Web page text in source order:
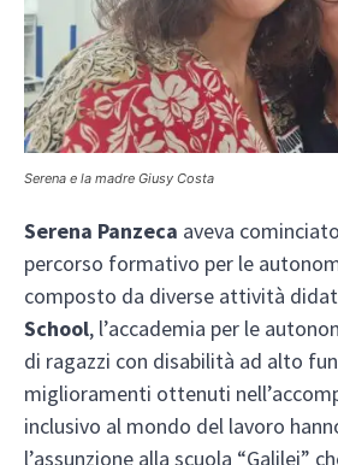
Serena e la madre Giusy Costa
Serena Panzeca aveva
percorso formativo per le
composto da diverse attività
School, l’accademia per le
di ragazzi con disabilità ad alto
miglioramenti ottenuti
inclusivo al mondo del lavoro
l’assunzione alla scuola “Galilei”